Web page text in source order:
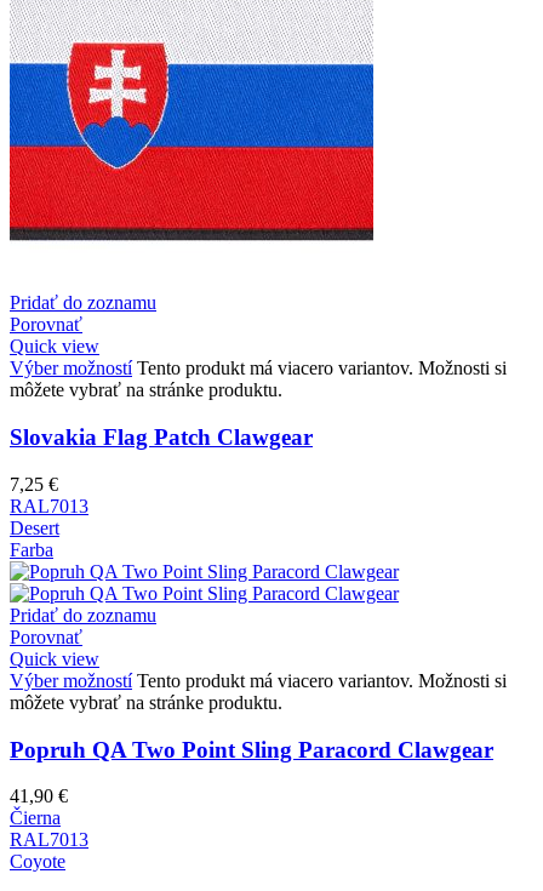
Pridať do zoznamu
Porovnať
Quick view
Výber možností Tento produkt má viacero variantov. Možnosti si
môžete vybrať na stránke produktu.
Slovakia Flag Patch Clawgear
7,25 €
RAL7013
Desert
Farba
Pridať do zoznamu
Porovnať
Quick view
Výber možností Tento produkt má viacero variantov. Možnosti si
môžete vybrať na stránke produktu.
Popruh QA Two Point Sling Paracord Clawgear
41,90 €
Čierna
RAL7013
Coyote